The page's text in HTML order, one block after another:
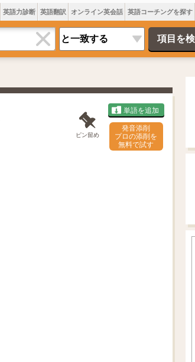
英語力診断 英語翻訳 オンライン英会話 英語コーチングを探す
ピン留め
単語を追加
発音添削
プロの添削を
無料で試す